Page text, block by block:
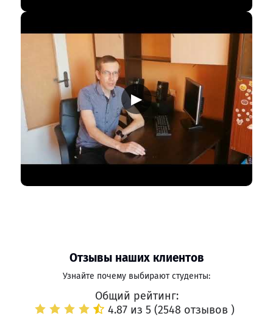
▶
Отзывы наших клиентов
Узнайте почему выбирают студенты:
Общий рейтинг:
4.87 из 5 (2548 отзывов )